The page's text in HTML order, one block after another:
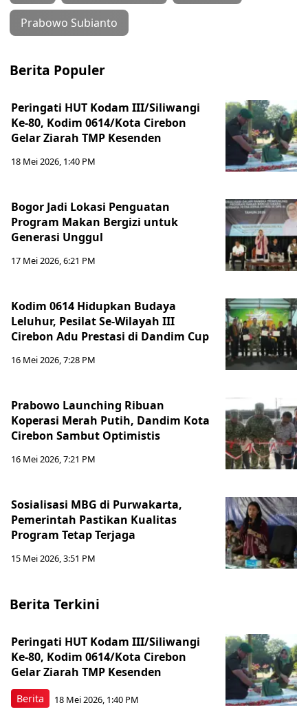
Prabowo Subianto
Berita Populer
Peringati HUT Kodam III/Siliwangi
Ke-80, Kodim 0614/Kota Cirebon
Gelar Ziarah TMP Kesenden
18 Mei 2026, 1:40 PM
Bogor Jadi Lokasi Penguatan
Program Makan Bergizi untuk
Generasi Unggul
17 Mei 2026, 6:21 PM
Kodim 0614 Hidupkan Budaya
Leluhur, Pesilat Se-Wilayah III
Cirebon Adu Prestasi di Dandim Cup
16 Mei 2026, 7:28 PM
Prabowo Launching Ribuan
Koperasi Merah Putih, Dandim Kota
Cirebon Sambut Optimistis
16 Mei 2026, 7:21 PM
Sosialisasi MBG di Purwakarta,
Pemerintah Pastikan Kualitas
Program Tetap Terjaga
15 Mei 2026, 3:51 PM
Berita Terkini
Berita
Peringati HUT Kodam III/Siliwangi
Ke-80, Kodim 0614/Kota Cirebon
Gelar Ziarah TMP Kesenden
18 Mei 2026, 1:40 PM